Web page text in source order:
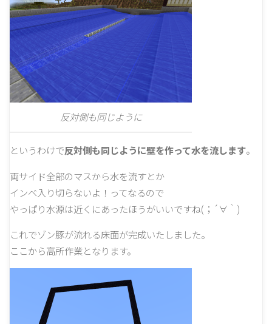
反対側も同じように
というわけで反対側も同じように壁を作って水を流します。
両サイド全部のマスから水を流すとか
インベ入り切らないよ！ってなるので
やっぱり水源は近くにあったほうがいいですね(；´∀｀)
これでゾン豚が流れる床面が完成いたしました。
ここから高所作業となります。